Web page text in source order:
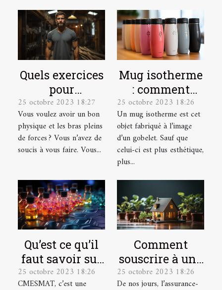
Quels exercices
pour
développer ses
muscles ?
25 octobre 2023 18:27
Vous voulez avoir un bon
physique et les bras pleins
de forces ? Vous n’avez de
soucis à vous faire. Vous...
Mug isotherme
: comment
trouver un
modèle de
qualité ?
25 octobre 2023 18:26
Un mug isotherme est cet
objet fabriqué à l’image
d’un gobelet. Sauf que
celui-ci est plus esthétique,
plus...
Qu’est ce qu’il
faut savoir sur
CMESMAT ?
25 octobre 2023 18:26
CMESMAT, c’est une
Comment
souscrire à une
assurance vie ?
25 octobre 2023 18:26
De nos jours, l’assurance-